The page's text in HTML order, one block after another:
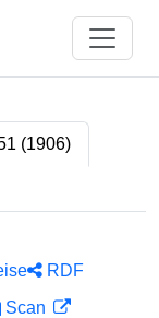
(1906)
RDF
Scan